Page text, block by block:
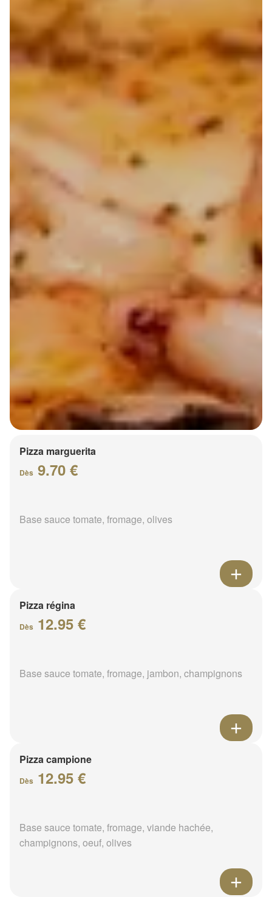
Pizza marguerita
Dès 9.70 €
Base sauce tomate, fromage, olives
Pizza régina
Dès 12.95 €
Base sauce tomate, fromage, jambon, champignons
Pizza campione
Dès 12.95 €
Base sauce tomate, fromage, viande hachée,
champignons, oeuf, olives